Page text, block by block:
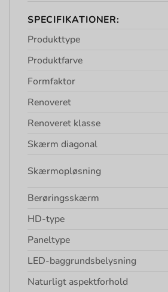
SPECIFIKATIONER:
Produkttype
Produktfarve
Formfaktor
Renoveret
Renoveret klasse
Skærm diagonal
Skærmopløsning
Berøringsskærm
HD-type
Paneltype
LED-baggrundsbelysning
Naturligt aspektforhold